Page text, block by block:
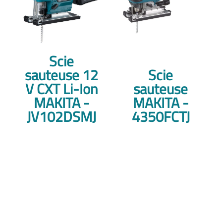
Scie
sauteuse 12
V CXT Li-Ion
MAKITA -
JV102DSMJ
Scie
sauteuse
MAKITA -
4350FCTJ